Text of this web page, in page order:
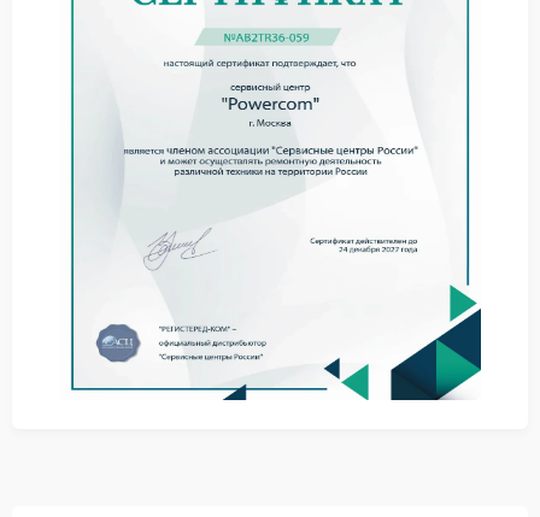
Причины и рекомендации
Причиной могут быть износ элементов, перегрев
или длительная работа при нестабильной сети. Это
снижает эффективность защитных механизмов.
Чтобы уменьшить вероятность неисправности,
используйте устройство в допустимых условиях;
обеспечьте нормальное охлаждение;
контролируйте состояние внутренних
При первых отклонениях сервис Powercom
позволяет выявить проблему и избежать
дальнейших повреждений.